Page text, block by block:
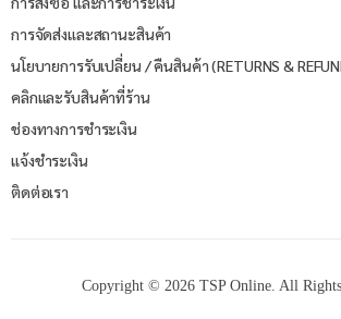
การจัดส่งและสถานะสินค้า
นโยบายการรับเปลี่ยน / คืนสินค้า (RETURNS &
คลิกและรับสินค้าที่ร้าน
ช่องทางการชำระเงิน
แจ้งชำระเงิน
ติดต่อเรา
Copyright © 2026 TSP Online. All Rights